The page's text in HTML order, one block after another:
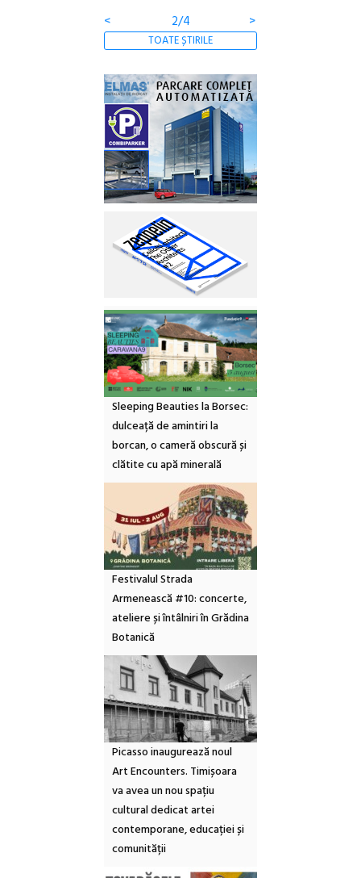
<
2/4 >
TOATE ȘTIRILE
Sleeping Beauties la Borsec:
dulceață de amintiri la
borcan, o cameră obscură și
clătite cu apă minerală
Festivalul Strada
Armenească #10: concerte,
ateliere și întâlniri în Grădina
Botanică
Picasso inaugurează noul
Art Encounters. Timișoara
va avea un nou spațiu
cultural dedicat artei
contemporane, educației și
comunității